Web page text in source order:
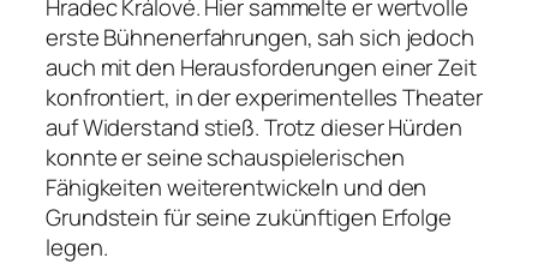
Hradec Králové. Hier sammelte er wertvolle
erste Bühnenerfahrungen, sah sich jedoch
auch mit den Herausforderungen einer Zeit
konfrontiert, in der experimentelles Theater
auf Widerstand stieß. Trotz dieser Hürden
konnte er seine schauspielerischen
Fähigkeiten weiterentwickeln und den
Grundstein für seine zukünftigen Erfolge
legen.